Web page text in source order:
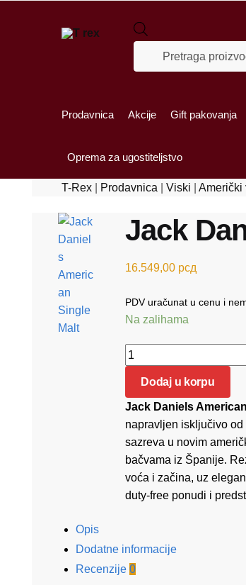
Prodavnica Akcije Gift pakovanja
Oprema za ugostiteljstvo
T-Rex Prodavnica Viski Američki
Jack
16.549,00 рсд
PDV uračunat u cenu i
Na zalihama
Jack Daniels American
Dodaj u korpu
Jack Daniels
napravljen isključivo
sazreva u novim
bačvama iz Španije.
voća i začina, uz
duty-free ponudi i
Opis
Dodatne informacije
Recenzije 0